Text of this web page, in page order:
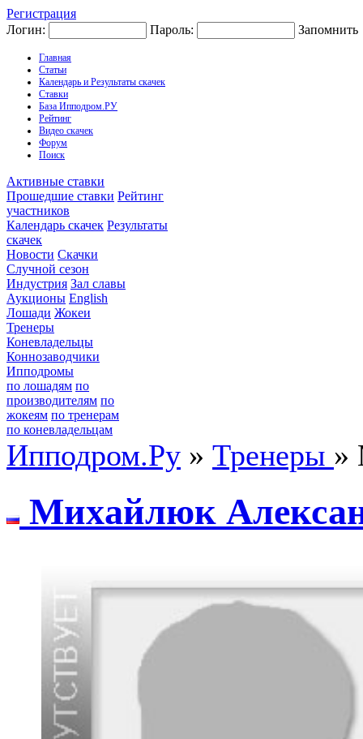
Регистрация
Логин:
Пароль: Запомнить
Главная
Статьи
Календарь и Результаты скачек
Ставки
База Ипподром.РУ
Рейтинг
Видео скачек
Форум
Поиск
Активные ставки
Прошедшие ставки Рейтинг
участников
Календарь скачек Результаты
скачек
Новости Скачки
Случной сезон
Индустрия Зал славы
Аукционы English
Лошади Жокеи
Тренеры
Коневладельцы
Коннозаводчики
Ипподромы
по лошадям по
производителям по
жокеям по тренерам
по коневладельцам
Ипподром.Ру » Тренеры »
Миxайлюк